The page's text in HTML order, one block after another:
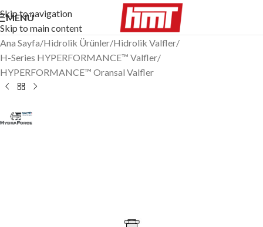
Skip to navigation
Skip to main content
MENÜ
Ana Sayfa/Hidrolik Ürünler/Hidrolik Valfler/
H-Series HYPERFORMANCE™ Valfler/
HYPERFORMANCE™ Oransal Valfler